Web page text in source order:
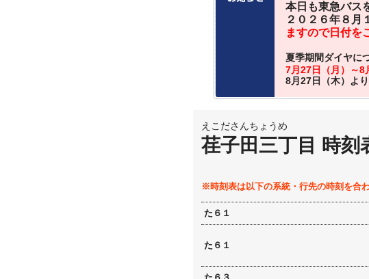
本日も東急バス
２０２６年８月
ますので日付を
夏季期間ダイヤに
7月27日（月）～8
8月27日（木）よ
えこださんちょうめ
荏子田三丁目 時刻
※時刻表は以下の系統・行先の時刻を合
た６１
た６１